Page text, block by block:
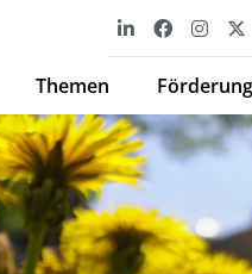
Themen Förderung